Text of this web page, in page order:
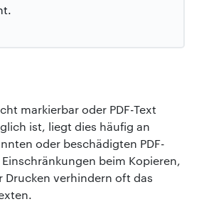
markierbar oder PDF-Text
ist, liegt dies häufig an
oder beschädigten PDF-
beim Kopieren,
Drucken verhindern oft das